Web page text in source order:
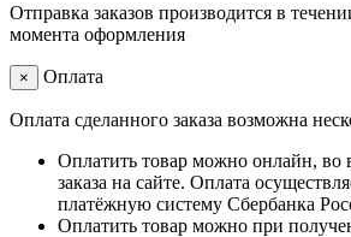
Отправка заказов производится в
момента оформления
× Оплата
Оплата сделанного заказа возможна
Оплатить товар можно онлайн, во
заказа на сайте. Оплата
платёжную систему Сбербанка
Оплатить товар можно при